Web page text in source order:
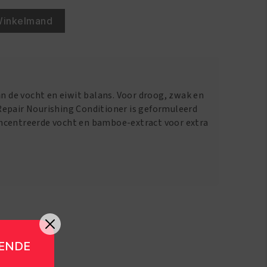
de vocht en eiwit balans. Voor droog, zwak en
Nourishing Conditioner is geformuleerd
vocht en bamboe-extract voor extra